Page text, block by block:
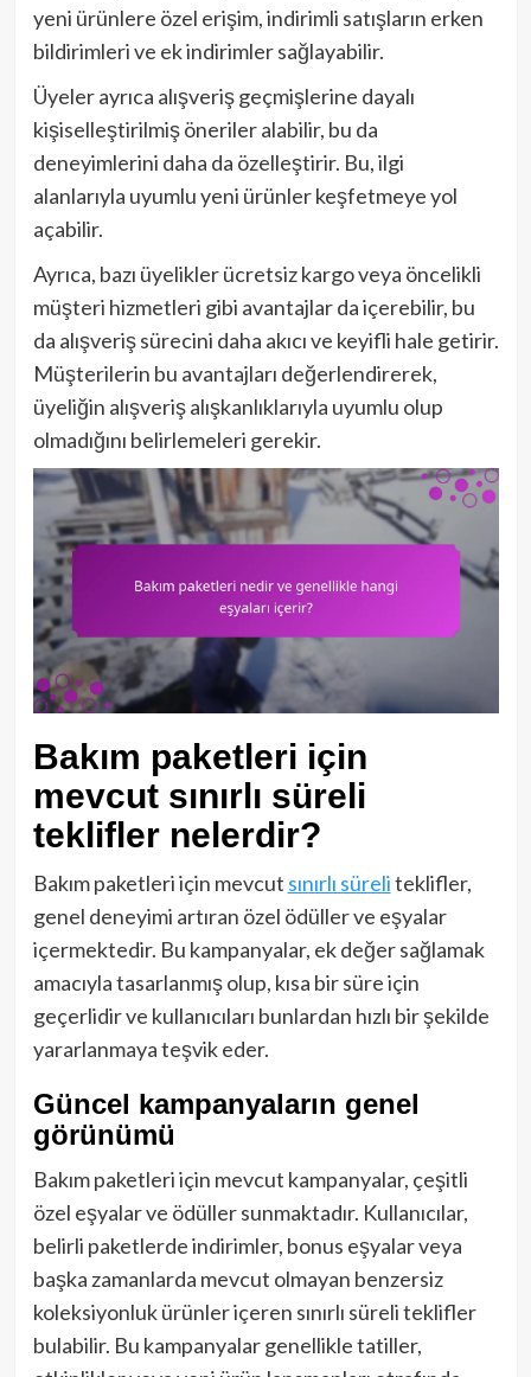
yeni ürünlere özel erişim, indirimli satışların erken
bildirimleri ve ek indirimler sağlayabilir.
Üyeler ayrıca alışveriş geçmişlerine dayalı
kişiselleştirilmiş öneriler alabilir, bu da
deneyimlerini daha da özelleştirir. Bu, ilgi
alanlarıyla uyumlu yeni ürünler keşfetmeye yol
açabilir.
Ayrıca, bazı üyelikler ücretsiz kargo veya öncelikli
müşteri hizmetleri gibi avantajlar da içerebilir, bu
da alışveriş sürecini daha akıcı ve keyifli hale getirir.
Müşterilerin bu avantajları değerlendirerek,
üyeliğin alışveriş alışkanlıklarıyla uyumlu olup
olmadığını belirlemeleri gerekir.
Bakım paketleri için
mevcut sınırlı süreli
teklifler nelerdir?
Bakım paketleri için mevcut sınırlı süreliteklifler,
genel deneyimi artıran özel ödüller ve eşyalar
içermektedir. Bu kampanyalar, ek değer sağlamak
amacıyla tasarlanmış olup, kısa bir süre için
geçerlidir ve kullanıcıları bunlardan hızlı bir şekilde
yararlanmaya teşvik eder.
Güncel kampanyaların genel
görünümü
Bakım paketleri için mevcut kampanyalar, çeşitli
özel eşyalar ve ödüller sunmaktadır. Kullanıcılar,
belirli paketlerde indirimler, bonus eşyalar veya
başka zamanlarda mevcut olmayan benzersiz
koleksiyonluk ürünler içeren sınırlı süreli teklifler
bulabilir. Bu kampanyalar genellikle tatiller,